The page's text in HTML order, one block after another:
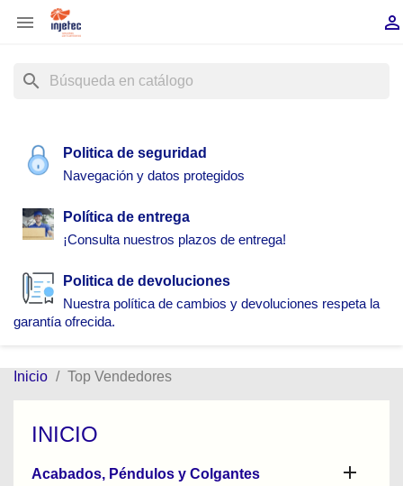
 
search
Politica de seguridad
Navegación y datos protegidos
Política de entrega
¡Consulta nuestros plazos de entrega!
Politica de devoluciones
Nuestra política de cambios y devoluciones respeta la
garantía ofrecida.
Inicio Top Vendedores
INICIO
Acabados, Péndulos y Colgantes 